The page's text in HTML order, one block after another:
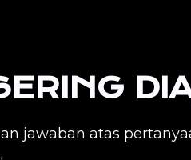
jawaban atas